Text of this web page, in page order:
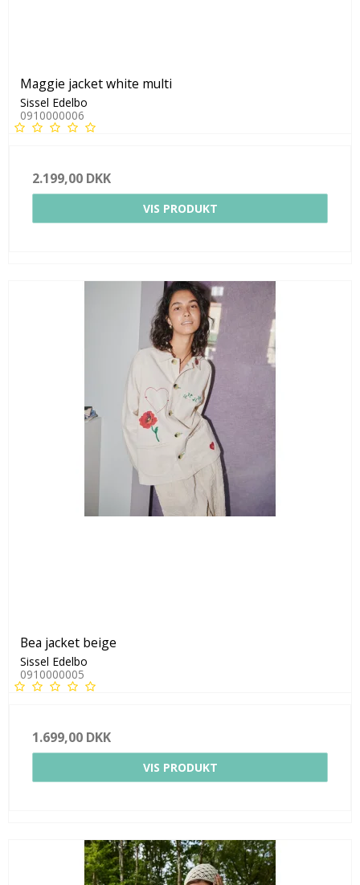
Maggie jacket white multi
Sissel Edelbo
0910000006
2.199,00 DKK
VIS PRODUKT
Bea jacket beige
Sissel Edelbo
0910000005
1.699,00 DKK
VIS PRODUKT